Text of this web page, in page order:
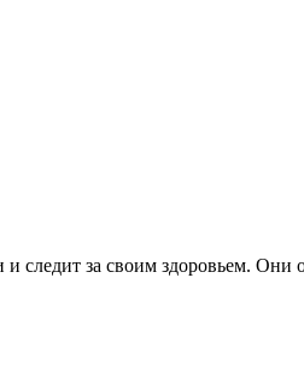
следит за своим здоровьем. Они